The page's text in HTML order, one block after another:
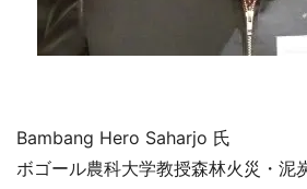
Bambang Hero Saharjo 氏
ボゴール農科大学教授森林火災・泥